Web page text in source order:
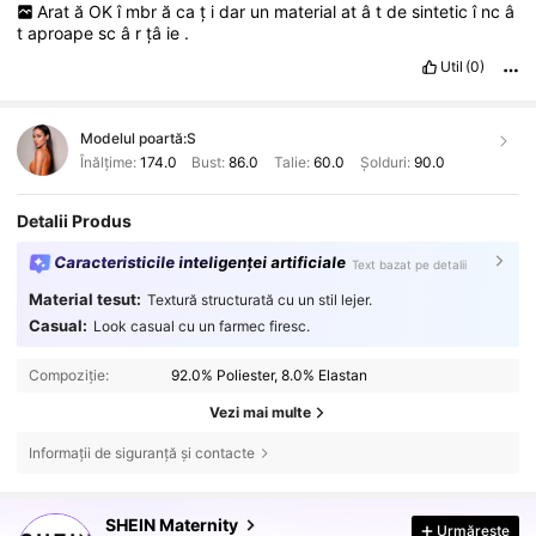
Arat ă OKî mbr ă ca ț i dar un material at â t de sinteticî nc â
taproapescâ rțâ ie .
Util (0)
Modelul poartă:S
Înălțime: 174.0 Bust:86.0 Talie: 60.0 Șolduri: 90.0
Detalii Produs
Caracteristicile inteligenței artificiale Text bazat pe detalii
Material tesut: Textură structurată cu un stil lejer.
Casual: Look casual cu un farmec firesc.
Compoziție: 92.0% Poliester, 8.0% Elastan
Vezi mai multe
Informații de siguranță și contacte
SHEIN Maternity Urmărește